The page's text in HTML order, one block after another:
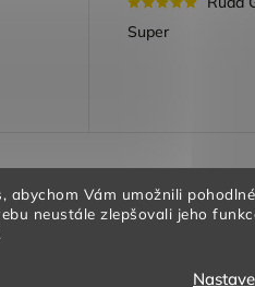
abychom Vám umožnili
neustále zlepšovali jeho
Super